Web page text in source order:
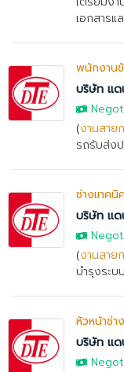
เอกสารแ
พนักงาน
บริษัท แด
(งานสาย
รถรับส่งป
ช่างเทคนิ
บริษัท แด
(งานสาย
บำรุงระบ
หัวหน้าช่า
บริษัท แด